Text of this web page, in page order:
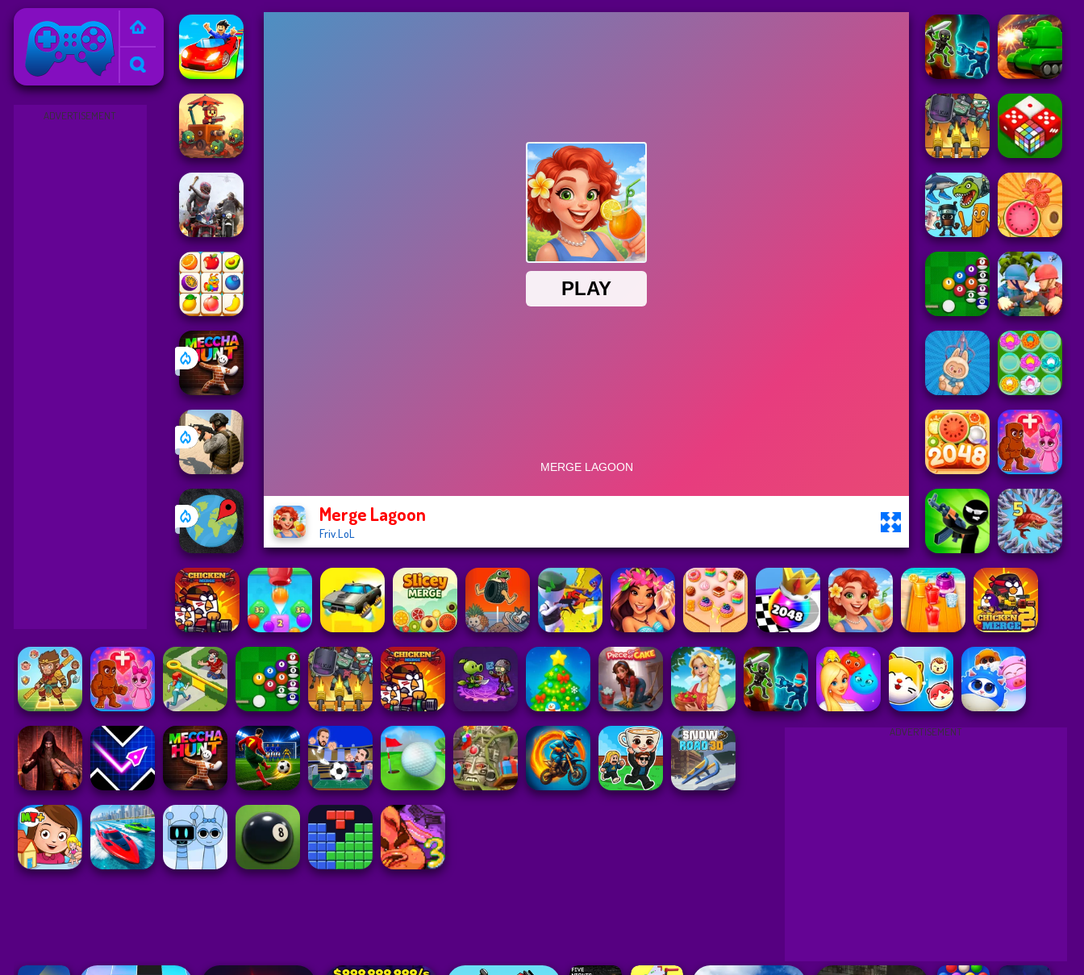
ADVERTISEMENT
Merge Lagoon
Friv.LoL
ADVERTISEMENT